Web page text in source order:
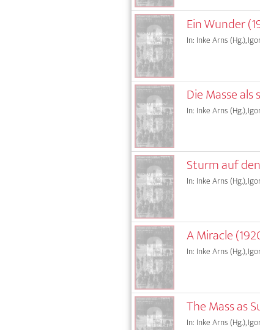
Ein Wunder
In: Inke Arns (Hg.),
Die Masse als
In: Inke Arns (Hg.),
Sturm auf
In: Inke Arns (Hg.),
A Miracle
In: Inke Arns (Hg.),
The Mass as
In: Inke Arns (Hg.),